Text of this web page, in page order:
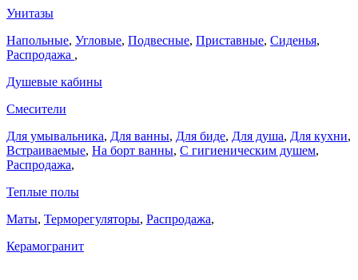
Унитазы
Напольные, Угловые, Подвесные, Приставные, Сиденья,
Распродажа ,
Душевые кабины
Смесители
Для умывальника, Для ванны, Для биде, Для душа, Для кухни,
Встраиваемые, На борт ванны, C гигиеническим душем,
Распродажа,
Теплые полы
Маты, Терморегуляторы, Распродажа,
Керамогранит